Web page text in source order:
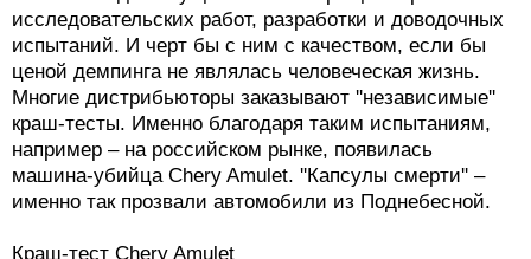
Эти марки исчезли и появились вновь
Миф 5. Китайские автомобили уже не опасны.
Как отмечают эксперты, стремление снизить
стоимость автомобиля приводит к закупке более
дешевых, и, соответственно, менее качественных
комплектующих. В то же время жесткая конкуренция
между многочисленными китайскими